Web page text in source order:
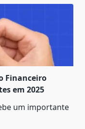
Financeiro
em 2025
um importante